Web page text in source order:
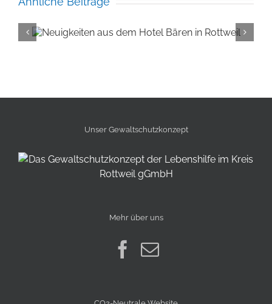
Lebenshilfe ehrt Werkstatt-
Unser Gewalt­schutz­konzept
Mehr über uns